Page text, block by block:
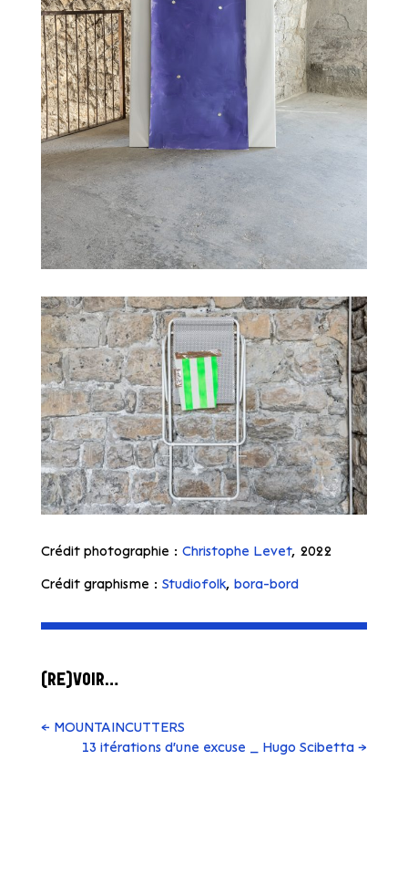
Crédit photographie : Christophe Levet, 2022
Crédit graphisme : Studiofolk, bora-bord
(RE)VOIR…
← MOUNTAINCUTTERS
13 itérations d'une excuse _ Hugo Scibetta →